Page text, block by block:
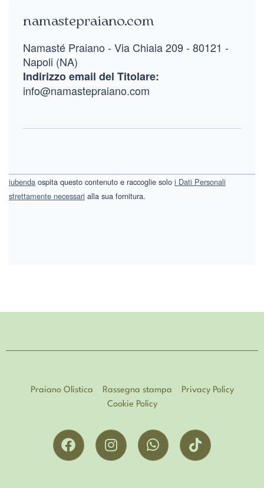
namastepraiano.com
Namasté Praiano - Via Chiaia 209 - 80121 -
Napoli (NA)
Indirizzo email del Titolare:
info@namastepraiano.com
iubenda ospita questo contenuto e raccoglie solo i Dati Personali
strettamente necessari alla sua fornitura.
Praiano Olistica Rassegna stampa
Privacy Policy
Cookie Policy